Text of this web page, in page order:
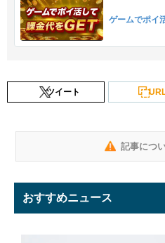
ゲームでポイ
ツイート
記事につ
おすすめニュース